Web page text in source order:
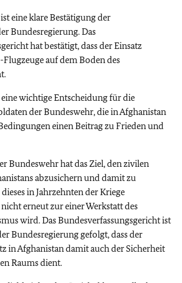
eine klare Bestätigung der
Bundesregierung. Das
hat bestätigt, dass der Einsatz
auf dem Boden des
wichtige Entscheidung für die
der Bundeswehr, die in Afghanistan
einen Beitrag zu Frieden und
Bundeswehr hat das Ziel, den zivilen
abzusichern und damit zu
in Jahrzehnten der Kriege
erneut zur einer Werkstatt des
wird. Das Bundesverfassungsgericht ist
Bundesregierung gefolgt, dass der
in Afghanistan damit auch der Sicherheit
Raums dient.